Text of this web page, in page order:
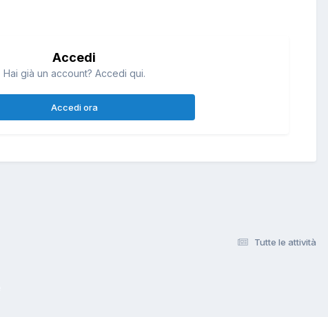
Accedi
Hai già un account? Accedi qui.
Accedi ora
Tutte le attività